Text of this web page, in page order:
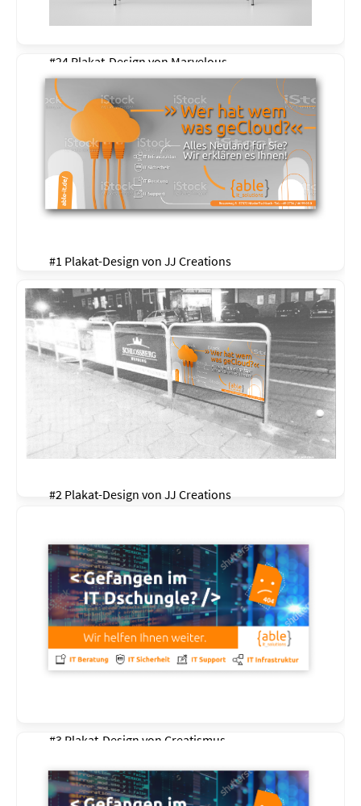
#24 Plakat-Design von Marvelous
#1 Plakat-Design von JJ Creations
#2 Plakat-Design von JJ Creations
#3 Plakat-Design von Creatismus